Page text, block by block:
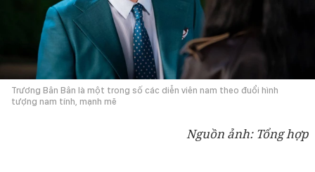
Trương Bân Bân là một trong số các diễn viên nam theo đuổi hình
tượng nam tính, mạnh mẽ
Nguồn ảnh: Tổng hợp